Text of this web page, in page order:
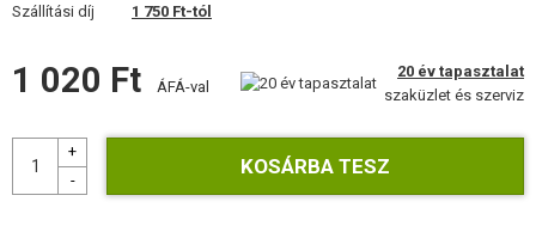
ÁLCÁZÁS, FESTÉK, SZALAG
RÁDIÓS, FEJHALLGATÓ, KAMERÁK
KIEGÉSZÍTŐK, HORDSZÍJAK
Szállítási díj
1 750 Ft-tól
1 020 Ft ÁFÁ-val
20 év tapasztalat
szaküzlet és szerviz